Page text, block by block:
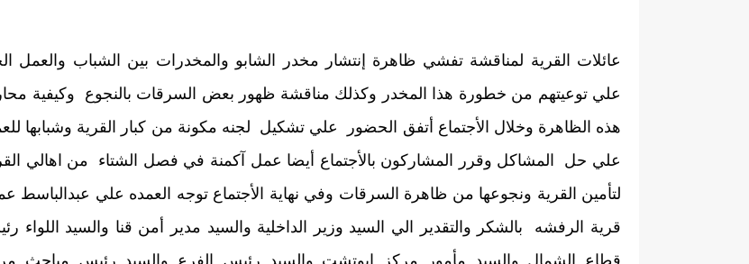
علي حل  المشاكل وقرر المشاركون بالأجتماع أيضا عمل